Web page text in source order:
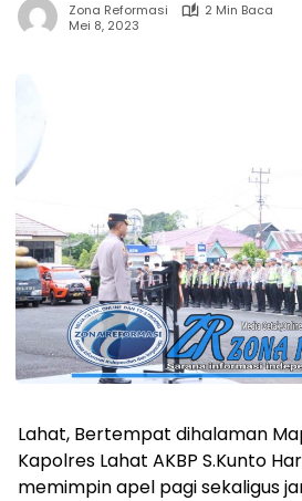
Zona Reformasi
2 Min Baca
Mei 8, 2023
Lahat, Bertempat dihalaman
Kapolres Lahat AKBP S.Kunto
memimpin apel pagi sekaligus